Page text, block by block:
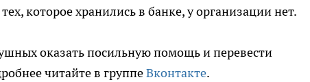
которое хранились в банке, у организации нет.
оказать посильную помощь и перевести
читайте в группеВконтакте.